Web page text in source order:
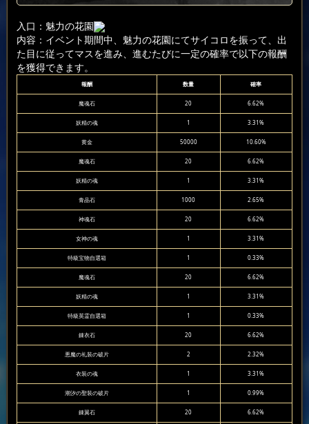
入口：魅力の花園
内容：イベント期間中、魅力の花園にてサイコロを振って、出
た目に従ってマスを進み、進むたびに一定の確率で以下の報酬
を獲得できます。
報酬 数量 確率
魔魂石 20 6.62%
妖精の魂 1 3.31%
黄金 50000 10.60%
魔魂石 20 6.62%
妖精の魂 1 3.31%
青晶石 1000 2.65%
神魂石 20 6.62%
女神の魂 1 3.31%
特級宝物自選箱 1 0.33%
魔魂石 20 6.62%
妖精の魂 1 3.31%
特級英霊自選箱 1 0.33%
錬衣石 20 6.62%
悪魔の礼装の破片 2 2.32%
衣装の魂 1 3.31%
潮汐の聖装の破片 1 0.99%
錬翼石 20 6.62%